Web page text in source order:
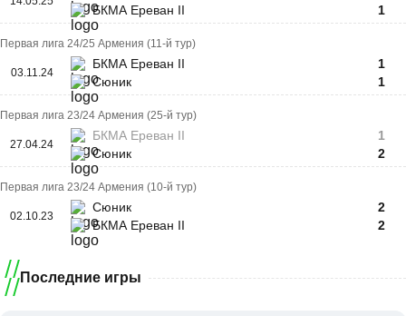
БКМА Ереван II
1
Первая лига 24/25 Армения (11-й тур)
03.11.24
БКМА Ереван II
Сюник
1
1
Первая лига 23/24 Армения (25-й тур)
27.04.24
БКМА Ереван II
Сюник
1
2
Первая лига 23/24 Армения (10-й тур)
02.10.23
Сюник
БКМА Ереван II
2
2
Последние игры